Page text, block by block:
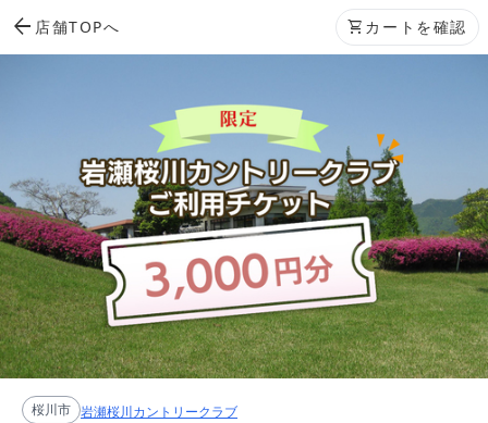
arrow_back 店舗TOPへ shopping_cart カートを確認
桜川市 岩瀬桜川カントリークラブ